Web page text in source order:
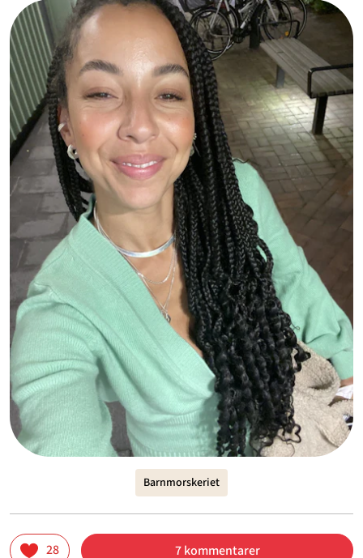
Barnmorskeriet
28 7 kommentarer